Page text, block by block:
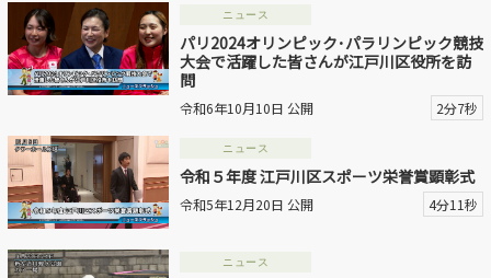
ニュース
パリ2024オリンピック･パラリンピック競技
大会で活躍した皆さんが江戸川区役所を訪
問
令和6年10月10日 公開 2分7秒
ニュース
令和５年度 江戸川区スポーツ栄誉賞顕彰式
令和5年12月20日 公開 4分11秒
ニュース